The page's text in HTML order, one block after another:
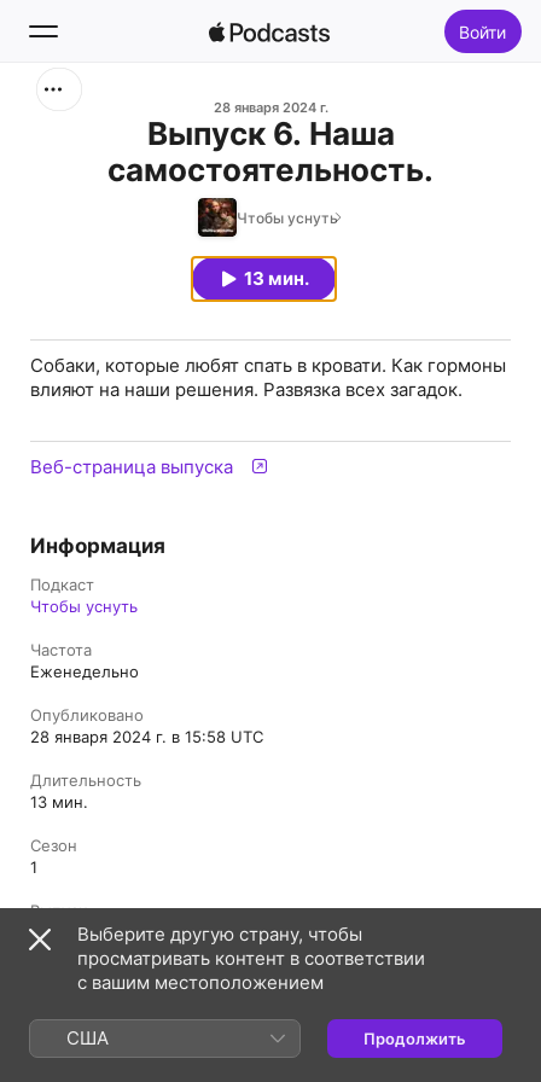
Войти
Главная
28 января 2024 г.
Выпуск 6. Наша
самостоятельность.
Чтобы уснуть
13 мин.
Собаки, которые любят спать в кровати. Как гормоны
влияют на наши решения. Развязка всех загадок.
Веб-страница выпуска
Информация
Подкаст
Чтобы уснуть
Частота
Еженедельно
Опубликовано
28 января 2024 г. в 15:58 UTC
Длительность
13 мин.
Сезон
1
Выпуск
6
Ограничения
Выберите другую страну, чтобы
просматривать контент в соответствии
с вашим местоположением
США Продолжить